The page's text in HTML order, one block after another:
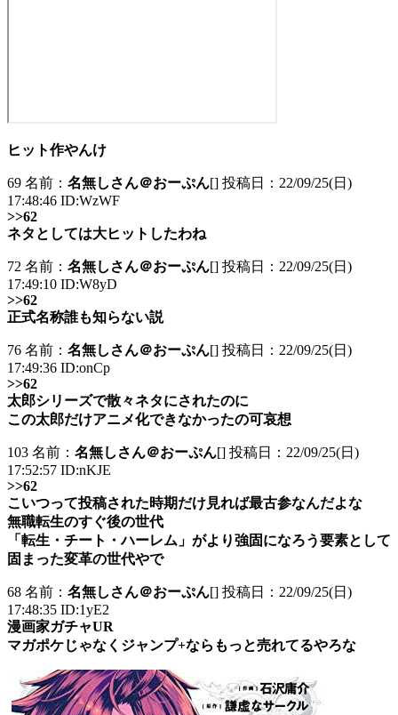
ヒット作やんけ
69 名前： 名無しさん＠おーぷん[] 投稿日：22/09/25(日)
17:48:46 ID:WzWF
>>62
ネタとしては大ヒットしたわね
72 名前： 名無しさん＠おーぷん[] 投稿日：22/09/25(日)
17:49:10 ID:W8yD
>>62
正式名称誰も知らない説
76 名前： 名無しさん＠おーぷん[] 投稿日：22/09/25(日)
17:49:36 ID:onCp
>>62
太郎シリーズで散々ネタにされたのに
この太郎だけアニメ化できなかったの可哀想
103 名前： 名無しさん＠おーぷん[] 投稿日：22/09/25(日)
17:52:57 ID:nKJE
>>62
こいつって投稿された時期だけ見れば最古参なんだよな
無職転生のすぐ後の世代
「転生・チート・ハーレム」がより強固になろう要素として
固まった変革の世代やで
68 名前： 名無しさん＠おーぷん[] 投稿日：22/09/25(日)
17:48:35 ID:1yE2
漫画家ガチャUR
マガポケじゃなくジャンプ+ならもっと売れてるやろな